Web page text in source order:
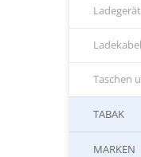
Ladekabel
Taschen
TABAK
MARKEN